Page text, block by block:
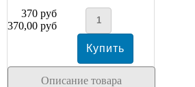
370 руб
370,00 руб
Описание товара